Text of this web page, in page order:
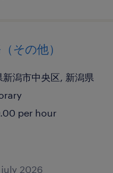
その他）
新潟市中央区, 新潟県
per hour
2026